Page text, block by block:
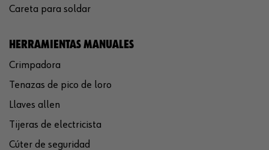
Careta para soldar
HERRAMIENTAS MANUALES
Crimpadora
Tenazas de pico de loro
Llaves allen
Tijeras de electricista
Cúter de seguridad